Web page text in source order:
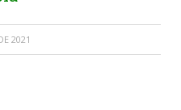
2021